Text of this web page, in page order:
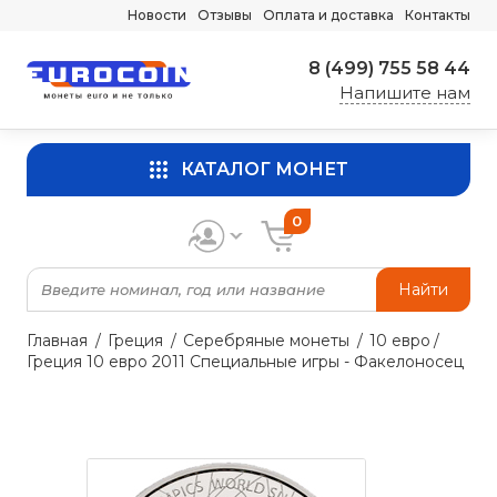
Новости Отзывы Оплата и доставка Контакты
8 (499) 755 58 44
Напишите нам
КАТАЛОГ МОНЕТ
Найти
0
Главная Греция Серебряные монеты
10 евро
Греция 10 евро 2011 Специальные игры - Факелоносец